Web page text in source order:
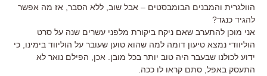
הוולגרית והמבנים הבומבסטים – אבל שוב, ללא הסבר, אז מה אפשר
להגיד כנגד?
אני מוכן להתערב שאם ניקח ביקורת מלפני עשרים שנה על סרט
הוליוודי נמצא טיעון דומה למה שהוא טוען שעובר על הוליווד בימינו, כי
ידוע לכולנו שבעבר היה טוב יותר בכל מובן. אכן, הפילם נואר לא
התעסק באפל, סתם קראו לו ככה.